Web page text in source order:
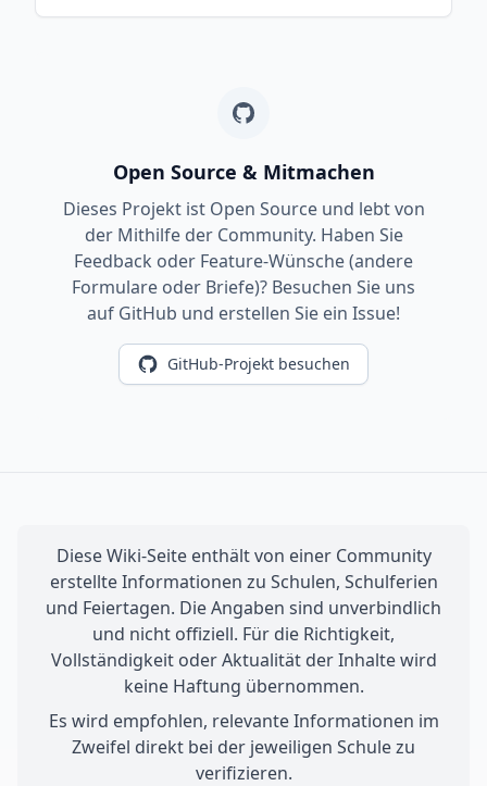
Open Source & Mitmachen
Dieses Projekt ist Open Source und lebt von
der Mithilfe der Community. Haben Sie
Feedback oder Feature-Wünsche (andere
Formulare oder Briefe)? Besuchen Sie uns
auf GitHub und erstellen Sie ein Issue!
GitHub-Projekt besuchen
Diese Wiki-Seite enthält von einer Community
erstellte Informationen zu Schulen, Schulferien
und Feiertagen. Die Angaben sind unverbindlich
und nicht offiziell. Für die Richtigkeit,
Vollständigkeit oder Aktualität der Inhalte wird
keine Haftung übernommen.
Es wird empfohlen, relevante Informationen im
Zweifel direkt bei der jeweiligen Schule zu
verifizieren.